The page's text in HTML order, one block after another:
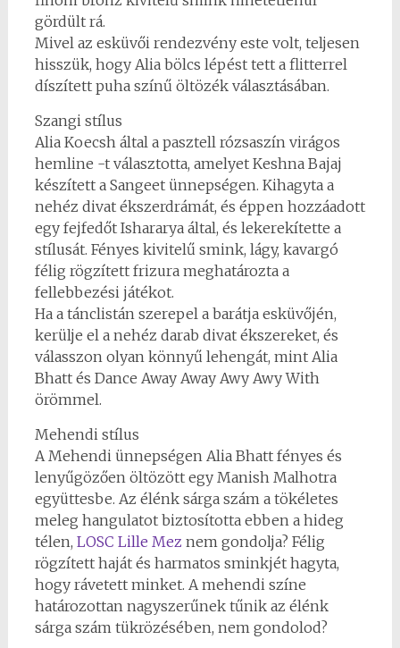
gördült rá.
Mivel az esküvői rendezvény este volt, teljesen
hisszük, hogy Alia bölcs lépést tett a flitterrel
díszített puha színű öltözék választásában.
Szangi stílus
Alia Koecsh által a pasztell rózsaszín virágos
hemline -t választotta, amelyet Keshna Bajaj
készített a Sangeet ünnepségen. Kihagyta a
nehéz divat ékszerdrámát, és éppen hozzáadott
egy fejfedőt Ishararya által, és lekerekítette a
stílusát. Fényes kivitelű smink, lágy, kavargó
félig rögzített frizura meghatározta a
fellebbezési játékot.
Ha a tánclistán szerepel a barátja esküvőjén,
kerülje el a nehéz darab divat ékszereket, és
válasszon olyan könnyű lehengát, mint Alia
Bhatt és Dance Away Away Awy Awy With
örömmel.
Mehendi stílus
A Mehendi ünnepségen Alia Bhatt fényes és
lenyűgözően öltözött egy Manish Malhotra
együttesbe. Az élénk sárga szám a tökéletes
meleg hangulatot biztosította ebben a hideg
télen, LOSC Lille Mez nem gondolja? Félig
rögzített haját és harmatos sminkjét hagyta,
hogy rávetett minket. A mehendi színe
határozottan nagyszerűnek tűnik az élénk
sárga szám tükrözésében, nem gondolod?